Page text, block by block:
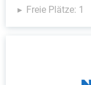
Freie Plätze: 1